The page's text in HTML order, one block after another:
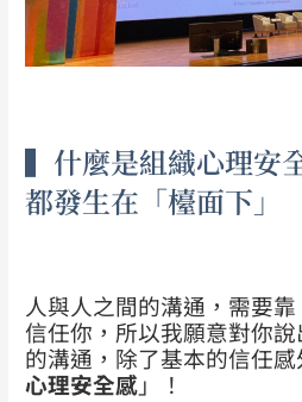
▍什麼是組織心理安
都發生在「檯面下」
人與人之間的溝通，需要
信任你，所以我願意對你
的溝通，除了基本的信任
心理安全感」！